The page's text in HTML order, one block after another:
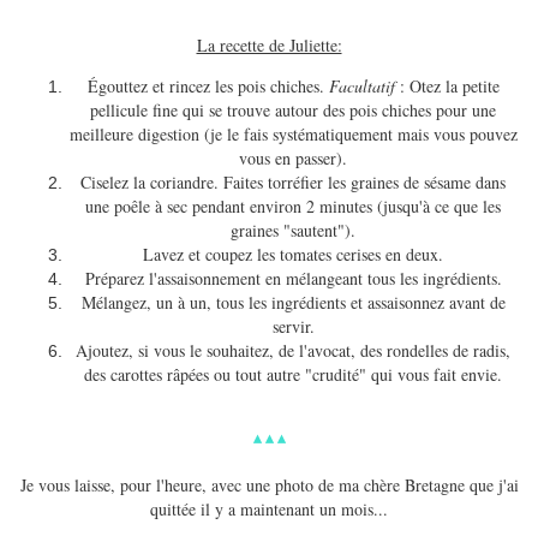
La recette de Juliette:
Égouttez et rincez les pois chiches. Facultatif: Otez la petite
pellicule fine qui se trouve autour des pois chiches pour une
meilleure digestion (je le fais systématiquement mais vous pouvez
vous en passer).
Ciselez la coriandre. Faites torréfier les graines de sésame dans
une poêle à sec pendant environ 2 minutes (jusqu'à ce que les
graines "sautent").
Lavez et coupez les tomates cerises en deux.
Préparez l'assaisonnement en mélangeant tous les ingrédients.
Mélangez, un à un, tous les ingrédients et assaisonnez avant de
servir.
Ajoutez, si vous le souhaitez, de l'avocat, des rondelles de radis,
des carottes râpées ou tout autre "crudité" qui vous fait envie.
▴ ▴ ▴
Je vous laisse, pour l'heure, avec une photo de ma chère Bretagne que j'ai
quittée il y a maintenant un mois...